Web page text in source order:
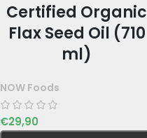
Certified Organic
Flax Seed Oil (710
ml)
NOW Foods
€29,90